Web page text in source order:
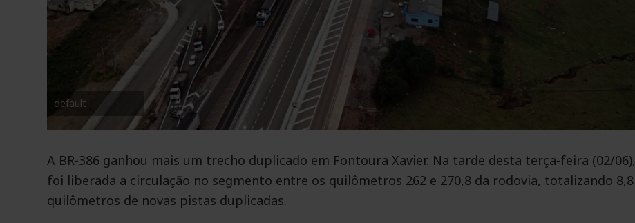
default
A BR-386 ganhou mais um trecho duplicado em Fontoura Xavier. Na tarde desta terça-feira (02/06),
foi liberada a circulação no segmento entre os quilômetros 262 e 270,8 da rodovia, totalizando 8,8
quilômetros de novas pistas duplicadas.